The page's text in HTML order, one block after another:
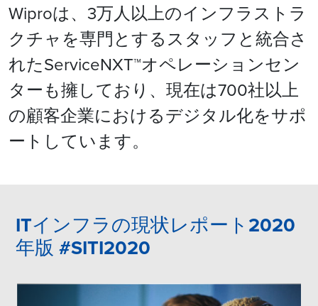
Wiproは、3万人以上のインフラストラ
クチャを専門とするスタッフと統合さ
れたServiceNXT™オペレーションセン
ターも擁しており、現在は700社以上
の顧客企業におけるデジタル化をサポ
ートしています。
ITインフラの現状レポート2020
年版 #SITI2020